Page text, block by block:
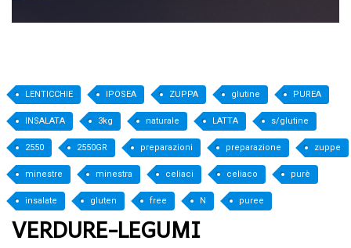
LENTICCHIE IPOSEA ZUPPA glutine PUREA
INSALATA 3kg naturale LATTA s/glutine
2550 2550GR preparazioni preparazione zuppe
minestre minestra celiaci celiaco purè
insalate gluten free N puree
VERDURE-LEGUMI